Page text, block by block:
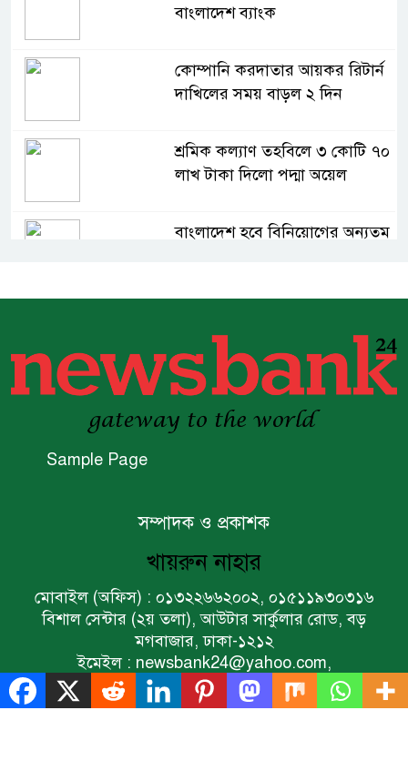
বাংলাদেশ ব্যাংক
কোম্পানি করদাতার আয়কর রিটার্ন
দাখিলের সময় বাড়ল ২ দিন
শ্রমিক কল্যাণ তহবিলে ৩ কোটি ৭০
লাখ টাকা দিলো পদ্মা অয়েল
বাংলাদেশ হবে বিনিয়োগের অন্যতম
ব্র্যাকের নির্বাহী পরিচালক আসিফ
সালেহ
একনেকে ৩৬ হাজার ৬৯৫ কোটি
টাকার ৯ প্রকল্প অনুমোদন
ফরচুন সুজের চেয়ারম্যানসহ
কর্মকর্তাদের ৭ কোটি ২০ লাখ টাকা
জরিমানা
পণ্য সরবরাহকারী প্রতিষ্ঠানের খরচে
কেন্দ্রীয় ব্যাংক কর্মকর্তাদের বিদেশ
সফরে নিষেধাজ্ঞা
Sample Page
সম্পাদক ও প্রকাশক
খায়রুন নাহার
মোবাইল (অফিস) : ০১৩২২৬৬২০০২, ০১৫১১৯৩০৩১৬
বিশাল সেন্টার (২য় তলা), আউটার সার্কুলার রোড, বড়
মগবাজার, ঢাকা-১২১২
ইমেইল : newsbank24@yahoo.com,
newsbankcountry@gmail.com